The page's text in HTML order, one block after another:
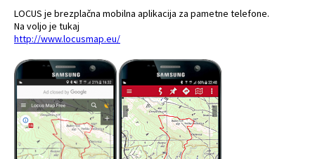
LOCUS je brezplačna mobilna aplikacija za pametne telefone.
Na voljo je tukaj
http://www.locusmap.eu/